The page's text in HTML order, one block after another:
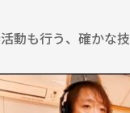
動も行う、確かな